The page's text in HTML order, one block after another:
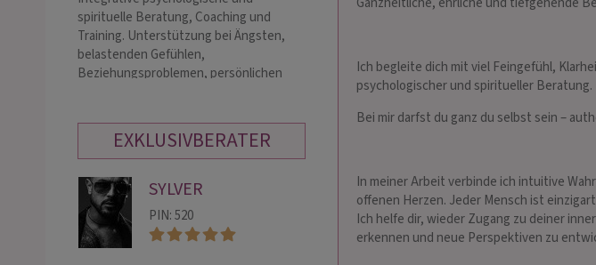
spirituelle Beratung, Coaching und
Training. Unterstützung bei Ängsten,
belastenden Gefühlen,
Beziehungsproblemen, persönlichen
mit und ohne Karten,Pendel und…
EXKLUSIVBERATER
SYLVER
PIN: 520
TUANA
PIN: 578
Ich begleite dich mit viel Feingefühl,
psychologischer und spiritueller Beratung.
Bei mir darfst du ganz du selbst sein –
In meiner Arbeit verbinde ich intuitive
offenen Herzen. Jeder Mensch ist
Ich helfe dir, wieder Zugang zu deiner
erkennen und neue Perspektiven zu